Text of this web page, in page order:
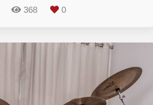
368 0